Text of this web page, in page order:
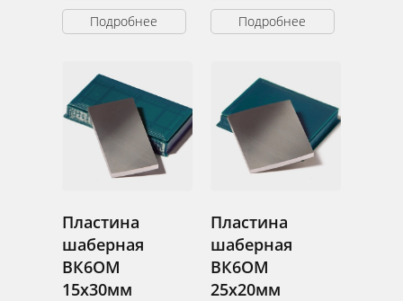
Подробнее
Подробнее
Пластина
шаберная
ВК6ОМ
15х30мм
Пластина
шаберная
ВК6ОМ
25х20мм